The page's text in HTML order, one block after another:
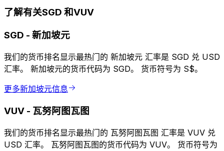
了解有关SGD 和VUV
SGD - 新加坡元
我们的货币排名显示最热门的 新加坡元 汇率是 SGD 兑 USD
汇率。 新加坡元的货币代码为 SGD。 货币符号为 S$。
更多新加坡元信息
VUV - 瓦努阿图瓦图
我们的货币排名显示最热门的 瓦努阿图瓦图 汇率是 VUV 兑
USD 汇率。 瓦努阿图瓦图的货币代码为 VUV。 货币符号为